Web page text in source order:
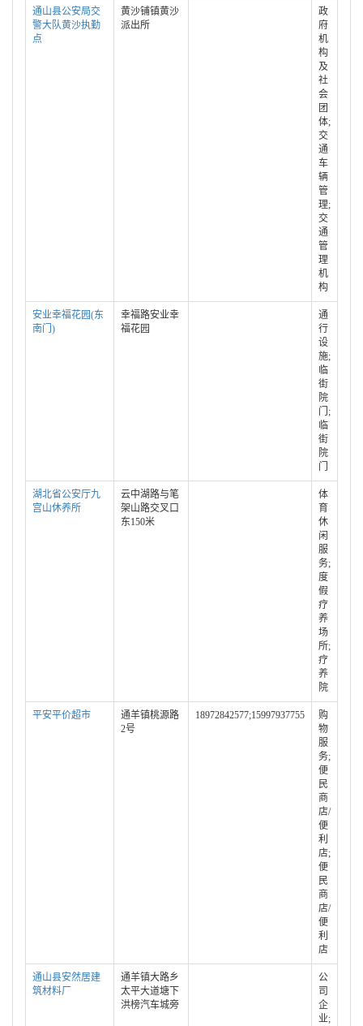
通山县公安局交
警大队黄沙执勤
点
黄沙铺镇黄沙
派出所
政
府
机
构
及
社
会
团
体;
交
通
车
辆
管
理;
交
通
管
理
机
构
安业幸福花园(东
南门)
幸福路安业幸
福花园
通
行
设
施;
临
街
院
门;
临
街
院
门
湖北省公安厅九
宫山休养所
云中湖路与笔
架山路交叉口
东150米
体
育
休
闲
服
务;
度
假
疗
养
场
所;
疗
养
院
平安平价超市
通羊镇桃源路
2号
18972842577;15997937755
购
物
服
务;
便
民
商
店/
便
利
店;
便
民
商
店/
便
利
店
通山县安然居建
筑材料厂
通羊镇大路乡
太平大道塘下
洪榜汽车城旁
公
司
企
业;